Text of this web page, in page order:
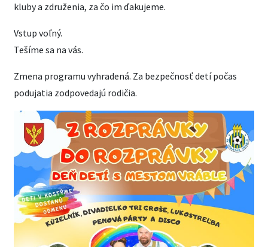
kluby a združenia, za čo im ďakujeme.
Vstup voľný.
Tešíme sa na vás.
Zmena programu vyhradená. Za bezpečnosť detí počas
podujatia zodpovedajú rodičia.